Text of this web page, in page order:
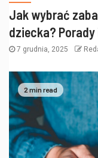
Jak wybrać
dziecka?
7 grudnia, 2025
2 min read